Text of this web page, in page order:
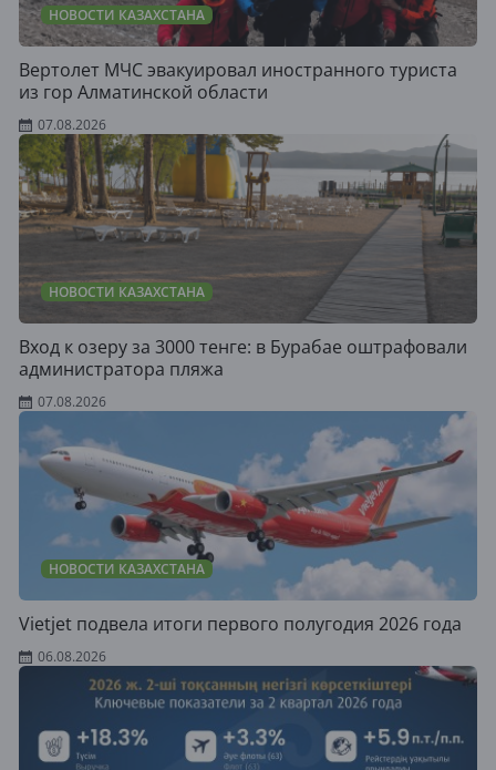
НОВОСТИ КАЗАХСТАНА
Вертолет МЧС эвакуировал иностранного туриста
из гор Алматинской области
07.08.2026
НОВОСТИ КАЗАХСТАНА
Вход к озеру за 3000 тенге: в Бурабае оштрафовали
администратора пляжа
07.08.2026
НОВОСТИ КАЗАХСТАНА
Vietjet подвела итоги первого полугодия 2026 года
06.08.2026